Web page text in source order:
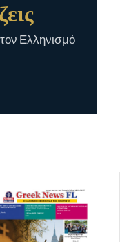
Ελληνισμό